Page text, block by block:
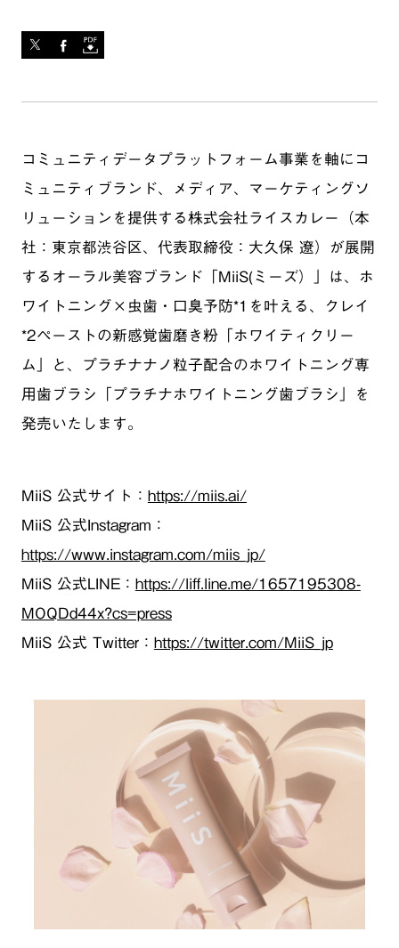
コミュニティデータプラットフォーム事業を軸にコ
ミュニティブランド、メディア、マーケティングソ
リューションを提供する株式会社ライスカレー（本
社：東京都渋谷区、代表取締役：大久保 遼）が展開
するオーラル美容ブランド「MiiS(ミーズ）」は、ホ
ワイトニング×虫歯・口臭予防*1を叶える、クレイ
*2ペーストの新感覚歯磨き粉「ホワイティクリー
ム」と、プラチナナノ粒子配合のホワイトニング専
用歯ブラシ「プラチナホワイトニング歯ブラシ」を
発売いたします。
MiiS 公式サイト： https://miis.ai/
MiiS 公式Instagram：
https://www.instagram.com/miis_jp/
MiiS 公式LINE： https://liff.line.me/1657195308-
MOQDd44x?cs=press
MiiS 公式 Twitter： https://twitter.com/MiiS_jp